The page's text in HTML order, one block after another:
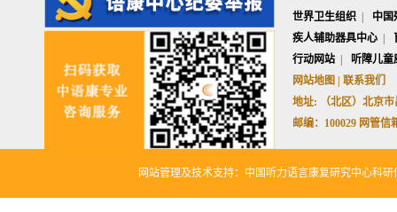
世界卫生组织
中国
疾人辅助器具中心
行动网站
听障儿童
网站地图 | 联系我们
地址: （北区）北京市
邮编：100029 网管信
网站管理及技术支持：中国听力语言康复研究中心科